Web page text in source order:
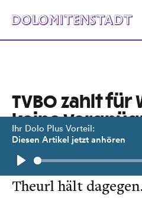
Ihr Dolo Plus Vorteil:
Diesen Artikel jetzt anhören
Play
TVBO zahlt
keine
Gemeinderat Erwin
kritisch. TVBO-
Theurl hält dagegen.